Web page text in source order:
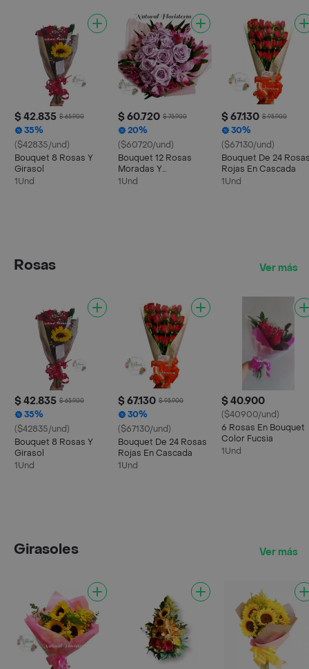
$ 42.835 $ 65.900
35%
($42835/und)
Bouquet 8 Rosas Y
Girasol
1Und
$ 60.720 $ 75.900
20%
($60720/und)
Bouquet 12 Rosas
Moradas Y
Astromelias .
1Und
$ 67.130 $ 95.900
30%
($67130/und)
Bouquet De 24
Rojas En Cascada
1Und
Rosas Ver más
$ 42.835 $ 65.900
35%
($42835/und)
Bouquet 8 Rosas Y
Girasol
1Und
$ 67.130 $ 95.900
30%
($67130/und)
Bouquet De 24 Rosas
Rojas En Cascada
1Und
$ 40.900
($40900/und)
6 Rosas En Bouquet
Color Fucsia
1Und
Girasoles Ver más